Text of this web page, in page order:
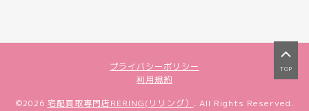
プライバシーポリシー
利用規約
TOP
©2026 宅配買取専門店RERING(リリング） . All Rights Reserved.